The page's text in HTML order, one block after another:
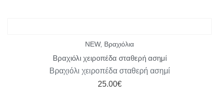
NEW, Βραχιόλια
Βραχιόλι χειροπέδα σταθερή ασημί
Βραχιόλι χειροπέδα σταθερή ασημί
25.00€